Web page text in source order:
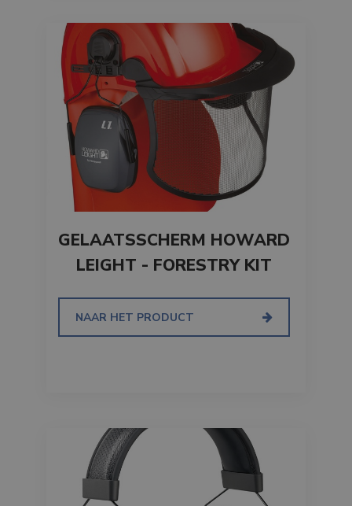
GELAATSSCHERM HOWARD
LEIGHT - FORESTRY KIT
NAAR HET PRODUCT